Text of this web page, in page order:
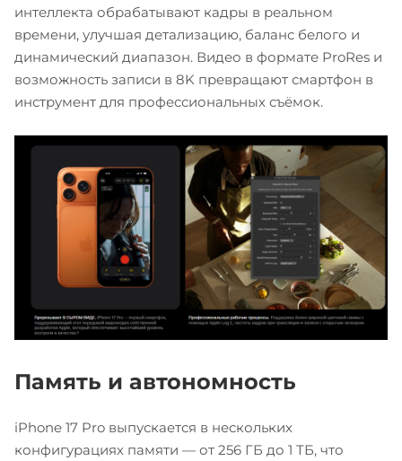
интеллекта обрабатывают кадры в реальном
времени, улучшая детализацию, баланс белого и
динамический диапазон. Видео в формате ProRes и
возможность записи в 8K превращают смартфон в
инструмент для профессиональных съёмок.
Память и автономность
iPhone 17 Pro выпускается в нескольких
конфигурациях памяти — от 256 ГБ до 1 ТБ, что